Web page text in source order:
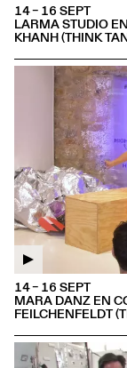
LARMA STUDIO
KHANH (THINK
14 – 16 SEPT
MARA DANZ EN
FEILCHENFELDT
14 – 16 SEPT